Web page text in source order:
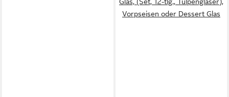
Vorpseisen oder Dessert Glas